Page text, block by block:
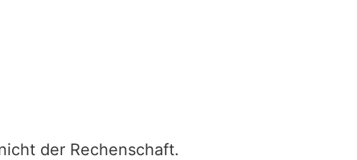
der Rechenschaft.